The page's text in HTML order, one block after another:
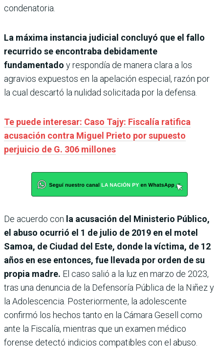
condenatoria.
La máxima instancia judicial concluyó que el fallo
recurrido se encontraba debidamente
fundamentado y respondía de manera clara a los
agravios expuestos en la apelación especial, razón por
la cual descartó la nulidad solicitada por la defensa.
Te puede interesar: Caso Tajy: Fiscalía ratifica
acusación contra Miguel Prieto por supuesto
perjuicio de G. 306 millones
De acuerdo con la acusación del Ministerio Público,
el abuso ocurrió el 1 de julio de 2019 en el motel
Samoa, de Ciudad del Este, donde la víctima, de 12
años en ese entonces, fue llevada por orden de su
propia madre. El caso salió a la luz en marzo de 2023,
tras una denuncia de la Defensoría Pública de la Niñez y
la Adolescencia. Posteriormente, la adolescente
confirmó los hechos tanto en la Cámara Gesell como
ante la Fiscalía, mientras que un examen médico
forense detectó indicios compatibles con el abuso.